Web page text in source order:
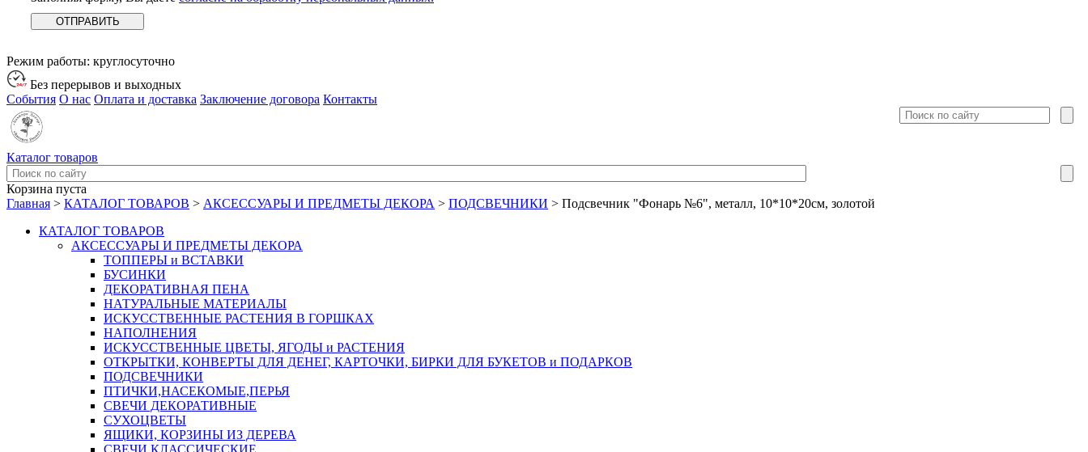
Режим работы: круглосуточно
Без перерывов и выходных
События О нас Оплата и доставка Заключение договора Контакты
Каталог товаров
Корзина пуста
Главная > КАТАЛОГ ТОВАРОВ > АКСЕССУАРЫ И ПРЕДМЕТЫ ДЕКОРА > ПОДСВЕЧНИКИ > Подсвечник "Фонарь №6", металл, 10*10*20см, золотой
КАТАЛОГ ТОВАРОВ
АКСЕССУАРЫ И ПРЕДМЕТЫ ДЕКОРА
ТОППЕРЫ и ВСТАВКИ
БУСИНКИ
ДЕКОРАТИВНАЯ ПЕНА
НАТУРАЛЬНЫЕ МАТЕРИАЛЫ
ИСКУССТВЕННЫЕ РАСТЕНИЯ В ГОРШКАХ
НАПОЛНЕНИЯ
ИСКУССТВЕННЫЕ ЦВЕТЫ, ЯГОДЫ и РАСТЕНИЯ
ОТКРЫТКИ, КОНВЕРТЫ ДЛЯ ДЕНЕГ, КАРТОЧКИ, БИРКИ ДЛЯ БУКЕТОВ и ПОДАРКОВ
ПОДСВЕЧНИКИ
ПТИЧКИ,НАСЕКОМЫЕ,ПЕРЬЯ
СВЕЧИ ДЕКОРАТИВНЫЕ
СУХОЦВЕТЫ
ЯЩИКИ, КОРЗИНЫ ИЗ ДЕРЕВА
СВЕЧИ КЛАССИЧЕСКИЕ